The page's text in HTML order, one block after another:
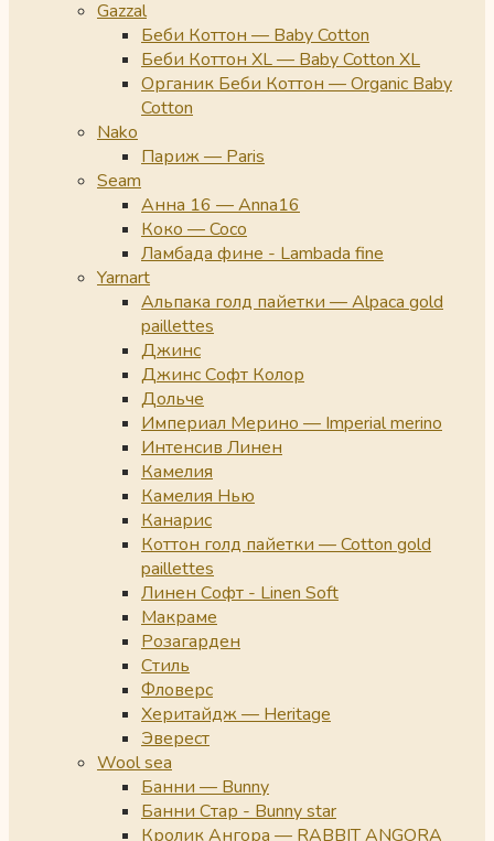
Gazzal
Беби Коттон — Baby Cotton
Беби Коттон XL — Baby Cotton XL
Органик Беби Коттон — Organic Baby
Cotton
Nako
Париж — Paris
Seam
Анна 16 — Anna16
Коко — Coco
Ламбада фине - Lambada fine
Yarnart
Альпака голд пайетки — Alpaca gold
paillettes
Джинс
Джинс Софт Колор
Дольче
Империал Мерино — Imperial merino
Интенсив Линен
Камелия
Камелия Нью
Канарис
Коттон голд пайетки — Cotton gold
paillettes
Линен Софт - Linen Soft
Макраме
Розагарден
Стиль
Фловерс
Херитайдж — Heritage
Эверест
Wool sea
Банни — Bunny
Банни Стар - Bunny star
Кролик Ангора — RABBIT ANGORA